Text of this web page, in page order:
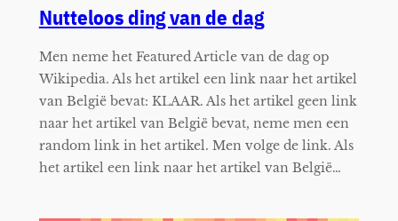
Nutteloos ding van de dag
Men neme het Featured Article van de dag op
Wikipedia. Als het artikel een link naar het artikel
van België bevat: KLAAR. Als het artikel geen link
naar het artikel van België bevat, neme men een
random link in het artikel. Men volge de link. Als
het artikel een link naar het artikel van België…